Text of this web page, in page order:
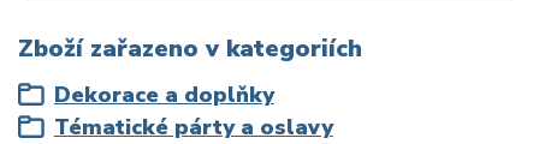
Zboží zařazeno v kategoriích
Dekorace a doplňky
Tématické párty a oslavy